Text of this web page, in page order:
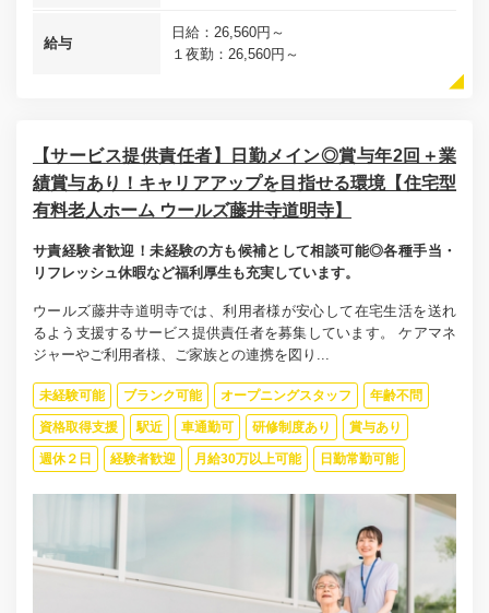
給与
日給：26,560円～
１夜勤：26,560円～
【サービス提供責任者】日勤メイン◎賞与年2回＋業
績賞与あり！キャリアアップを目指せる環境【住宅型
有料老人ホーム ウールズ藤井寺道明寺】
サ責経験者歓迎！未経験の方も候補として相談可能◎各種手当・
リフレッシュ休暇など福利厚生も充実しています。
ウールズ藤井寺道明寺では、利用者様が安心して在宅生活を送れ
るよう支援するサービス提供責任者を募集しています。 ケアマネ
ジャーやご利用者様、ご家族との連携を図り...
未経験可能 ブランク可能 オープニングスタッフ 年齢不問
資格取得支援 駅近 車通勤可 研修制度あり 賞与あり
週休２日 経験者歓迎 月給30万以上可能 日勤常勤可能